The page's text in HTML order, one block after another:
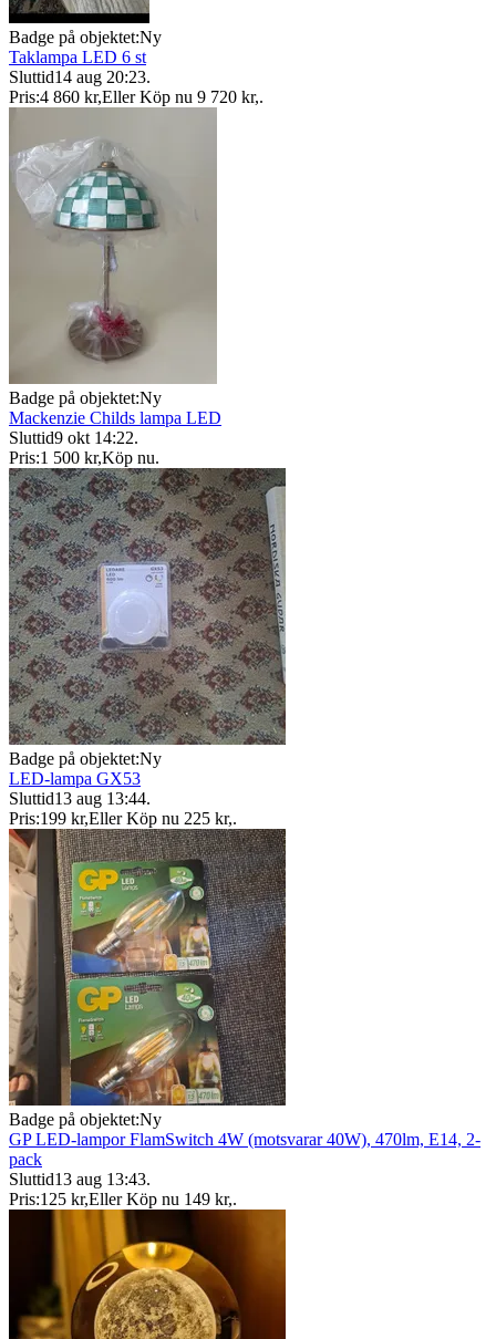
Badge på objektet:Ny
Taklampa LED 6 st
Sluttid14 aug 20:23.
Pris:4 860 kr,Eller Köp nu 9 720 kr,.
Badge på objektet:Ny
Mackenzie Childs lampa LED
Sluttid9 okt 14:22.
Pris:1 500 kr,Köp nu.
Badge på objektet:Ny
LED-lampa GX53
Sluttid13 aug 13:44.
Pris:199 kr,Eller Köp nu 225 kr,.
Badge på objektet:Ny
GP LED-lampor FlamSwitch 4W (motsvarar 40W), 470lm, E14, 2-
pack
Sluttid13 aug 13:43.
Pris:125 kr,Eller Köp nu 149 kr,.